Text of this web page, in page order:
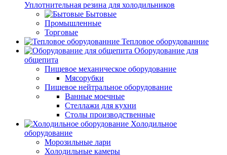
Уплотнительная резина для холодильников
Бытовые
Промышленные
Торговые
Тепловое оборудованние
Оборудование для
общепита
Пищевое механическое оборудование
Мясорубки
Пищевое нейтральное оборудование
Ванные моечные
Стеллажи для кухни
Столы производственные
Холодильное
оборудование
Морозильные лари
Холодильные камеры